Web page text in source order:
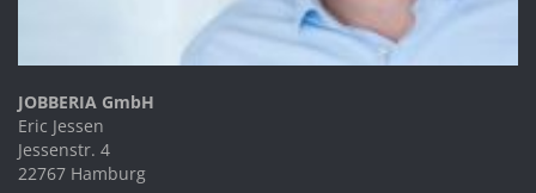
JOBBERIA GmbH
Eric Jessen
Jessenstr. 4
22767 Hamburg